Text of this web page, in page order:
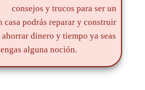
consejos y trucos para ser un
casa podrás reparar y construir
dinero y tiempo ya seas
alguna noción.